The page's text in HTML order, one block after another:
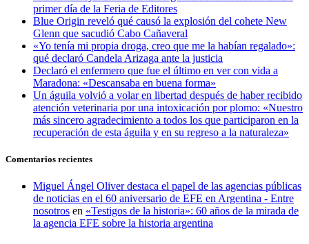
primer día de la Feria de Editores
Blue Origin reveló qué causó la explosión del cohete New
Glenn que sacudió Cabo Cañaveral
«Yo tenía mi propia droga, creo que me la habían regalado»:
qué declaró Candela Arizaga ante la justicia
Declaró el enfermero que fue el último en ver con vida a
Maradona: «Descansaba en buena forma»
Un águila volvió a volar en libertad después de haber recibido
atención veterinaria por una intoxicación por plomo: «Nuestro
más sincero agradecimiento a todos los que participaron en la
recuperación de esta águila y en su regreso a la naturaleza»
Comentarios recientes
Miguel Ángel Oliver destaca el papel de las agencias públicas
de noticias en el 60 aniversario de EFE en Argentina - Entre
nosotros en «Testigos de la historia»: 60 años de la mirada de
la agencia EFE sobre la historia argentina